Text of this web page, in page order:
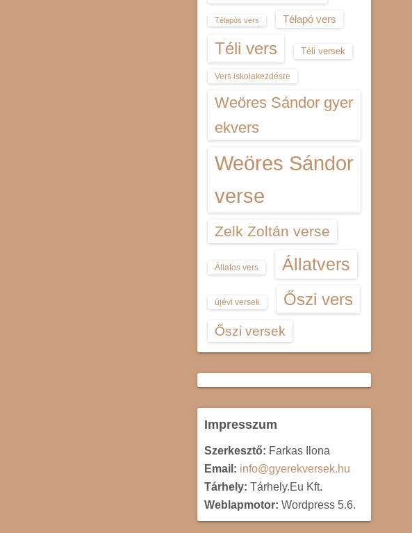
Télapós vers Télapó vers
Téli vers Téli versek
Vers iskolakezdésre
Weöres Sándor gyer
ekvers
Weöres Sándor
verse
Zelk Zoltán verse
Állatos vers Állatvers
újévi versek Őszi vers
Őszi versek
Impresszum
Szerkesztő: Farkas Ilona
Email: info@gyerekversek.hu
Tárhely: Tárhely.Eu Kft.
Weblapmotor: Wordpress 5.6.